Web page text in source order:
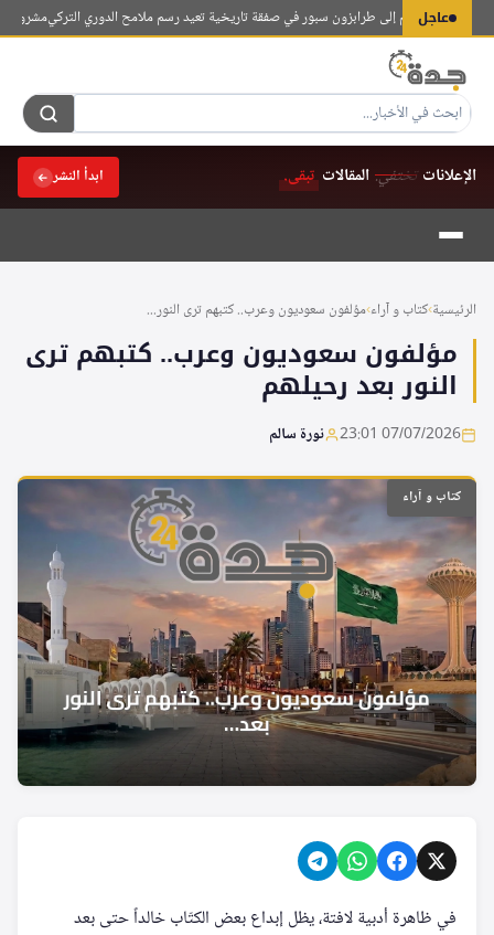
عاجل
صلاح ينضم إلى طرابزون سبور في صفقة تاريخية تعيد رسم ملامح الدوري التركيمشروع "مخزن
الإعلانات تختفي.المقالات تبقى. ابدأ النشر
التجاوز
المحتوى
الرئيسية›كتاب و آراء›مؤلفون سعوديون وعرب.. كتبهم ترى النور...
مؤلفون سعوديون وعرب.. كتبهم ترى
النور بعد رحيلهم
07/07/2026 23:01 نورة سالم
كتاب و آراء
في ظاهرة أدبية لافتة، يظل إبداع بعض الكتّاب خالداً حتى بعد